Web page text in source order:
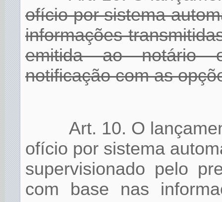
ofício por sistema
informações
emitida ao notário
notificação com as
Art. 10. O
ofício por sistema
supervisionado pelo
com base nas